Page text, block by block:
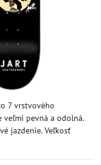
7 vrstvového
veľmi pevná a odolná.
jazdenie. Veľkosť